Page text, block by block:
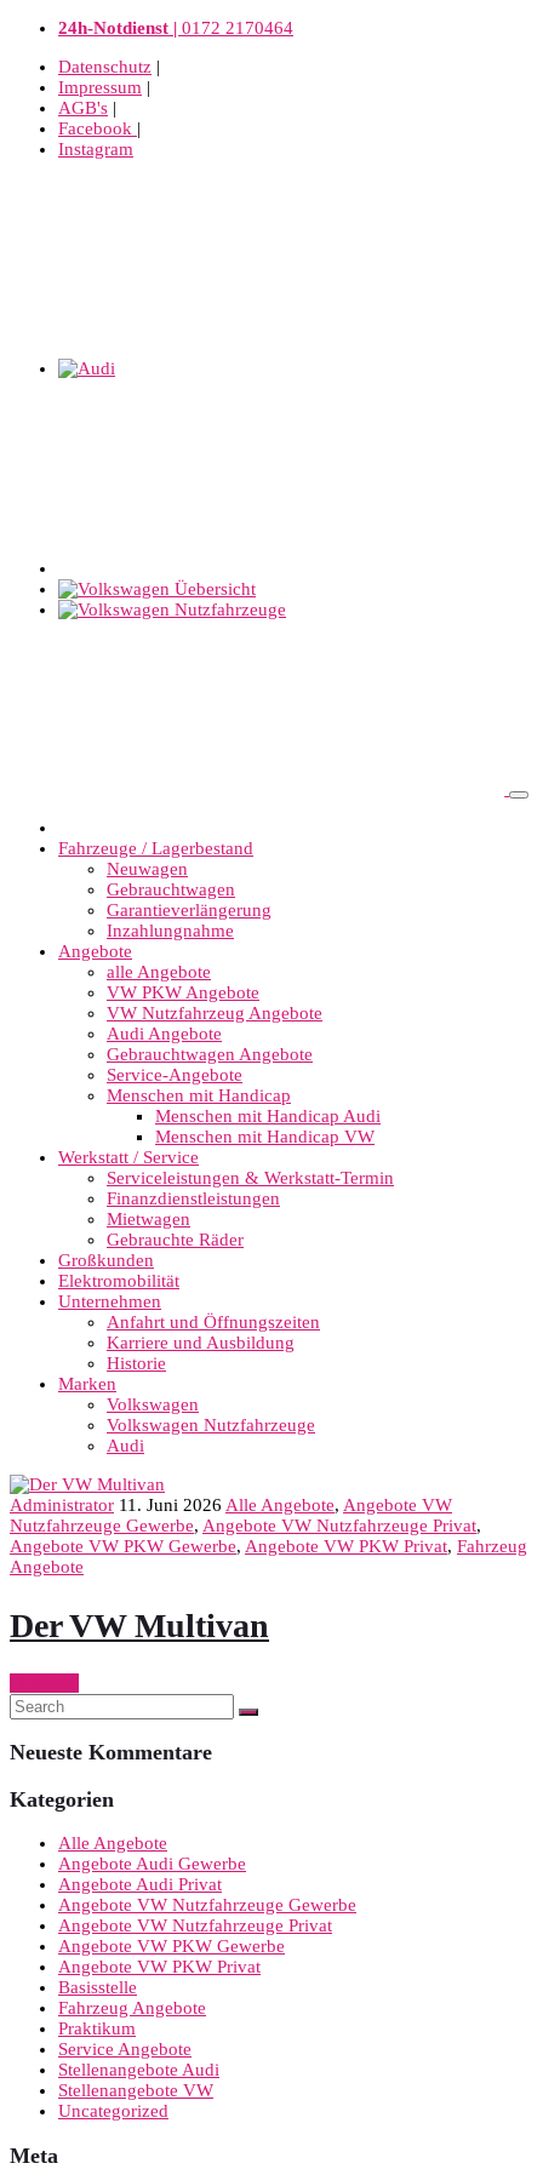
24h-Notdienst | 0172 2170464
Datenschutz |
Impressum |
AGB's |
Facebook |
Instagram
Fahrzeuge / Lagerbestand
Neuwagen
Gebrauchtwagen
Garantieverlängerung
Inzahlungnahme
Angebote
alle Angebote
VW PKW Angebote
VW Nutzfahrzeug Angebote
Audi Angebote
Gebrauchtwagen Angebote
Service-Angebote
Menschen mit Handicap
Menschen mit Handicap Audi
Menschen mit Handicap VW
Werkstatt / Service
Serviceleistungen & Werkstatt-Termin
Finanzdienstleistungen
Mietwagen
Gebrauchte Räder
Großkunden
Elektromobilität
Unternehmen
Anfahrt und Öffnungszeiten
Karriere und Ausbildung
Historie
Marken
Volkswagen
Volkswagen Nutzfahrzeuge
Audi
Administrator 11. Juni 2026 Alle Angebote, Angebote VW
Nutzfahrzeuge Gewerbe, Angebote VW Nutzfahrzeuge Privat,
Angebote VW PKW Gewerbe, Angebote VW PKW Privat, Fahrzeug
Angebote
Der VW Multivan
Neueste Kommentare
Kategorien
Alle Angebote
Angebote Audi Gewerbe
Angebote Audi Privat
Angebote VW Nutzfahrzeuge Gewerbe
Angebote VW Nutzfahrzeuge Privat
Angebote VW PKW Gewerbe
Angebote VW PKW Privat
Basisstelle
Fahrzeug Angebote
Praktikum
Service Angebote
Stellenangebote Audi
Stellenangebote VW
Uncategorized
Meta